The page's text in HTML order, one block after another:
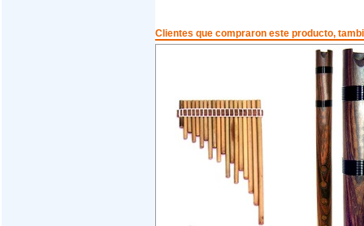
Clientes que compraron este producto,